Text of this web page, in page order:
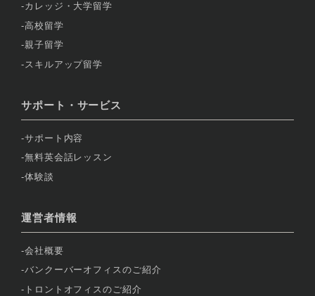
カレッジ・大学留学
高校留学
親子留学
スキルアップ留学
サポート・サービス
サポート内容
無料英会話レッスン
体験談
運営者情報
会社概要
バンクーバーオフィスのご紹介
トロントオフィスのご紹介